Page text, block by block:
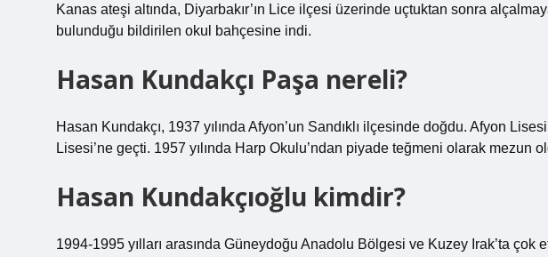
Kanas ateşi altında, Diyarbakır’ın Lice ilçesi üzerinde uçtuktan sonra
bulunduğu bildirilen okul bahçesine indi.
Hasan Kundakçı Paşa nereli?
Hasan Kundakçı, 1937 yılında Afyon’un Sandıklı ilçesinde doğdu. Afyon
Lisesi’ne geçti. 1957 yılında Harp Okulu’ndan piyade teğmeni olarak mezun
Hasan Kundakçıoğlu kimdir?
1994-1995 yılları arasında Güneydoğu Anadolu Bölgesi ve Kuzey Irak’ta çok